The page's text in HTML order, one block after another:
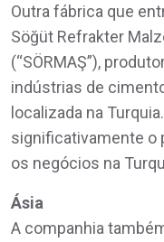
Outra fábrica que
Söğüt Refrakter
(“SÖRMAŞ”),
indústrias de
localizada na
significativamente o
os negócios na
Ásia
A companhia